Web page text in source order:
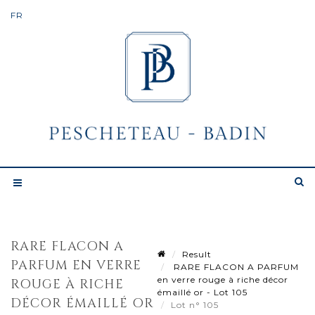
RARE FLACON A
PARFUM EN VERRE
ROUGE À RICHE
DÉCOR ÉMAILLÉ OR
Result
RARE FLACON A PARFUM
en verre rouge à riche décor
émaillé or - Lot 105
Lot n° 105